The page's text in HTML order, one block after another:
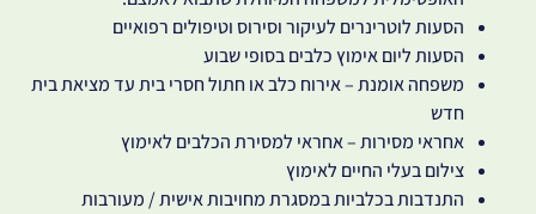
הסעות לוטרינרים לעיקור וסירוס וטיפולים רפואיים
הסעות ליום אימוץ כלבים בסופי שבוע
משפחה אומנת – אירוח כלב או חתול חסרי בית עד מציאת בית
חדש
אחראי מסירות – אחראי למסירת הכלבים לאימוץ
צילום בעלי החיים לאימוץ
התנדבות בכלביות במסגרת מחויבות אישית / מעורבות